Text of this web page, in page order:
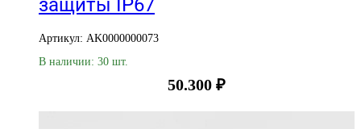
защиты IP67
Артикул: AK0000000073
В наличии: 30 шт.
50.300 ₽